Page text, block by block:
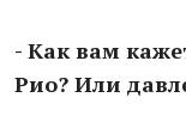
- Как вам
Рио? Или